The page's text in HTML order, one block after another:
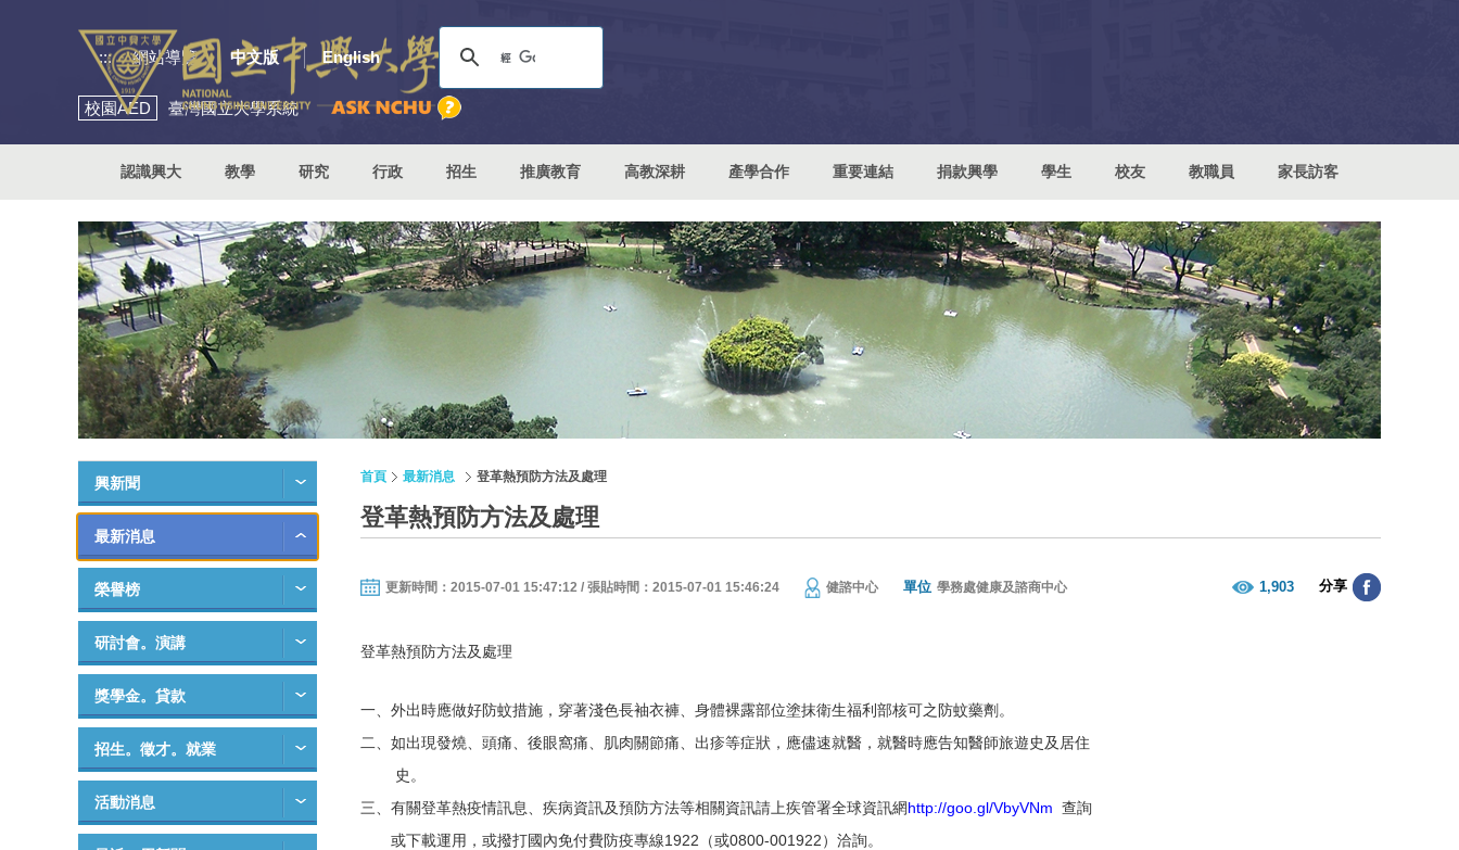
::: 網站導覽 中文版 English
校園AED 臺灣國立大學系統
認識興大 教學 研究 行政 招生 推廣教育 高教深耕 產學合作 重要連結 捐款興學 學生 校友 教職員 家長訪客
興新聞
最新消息
榮譽榜
研討會。演講
獎學金。貸款
招生。徵才。就業
活動消息
首頁 最新消息 登革熱預防方法及處理
登革熱預防方法及處理
更新時間：2015-07-01 15:47:12 / 張貼時間：2015-07-01 15:46:24 健諮中心 單位 學務處健康及諮商中心 1,903 分享
登革熱預防方法及處理
一、外出時應做好防蚊措施，穿著淺色長袖衣褲、身體裸露部位塗抹衛生福利部核可之防蚊藥劑。
二、如出現發燒、頭痛、後眼窩痛、肌肉關節痛、出疹等症狀，應儘速就醫，就醫時應告知醫師旅遊史及居住
史。
三、有關登革熱疫情訊息、疾病資訊及預防方法等相關資訊請上疾管署全球資訊網http://goo.gl/VbyVNm 查詢
或下載運用，或撥打國內免付費防疫專線1922（或0800-001922）洽詢。